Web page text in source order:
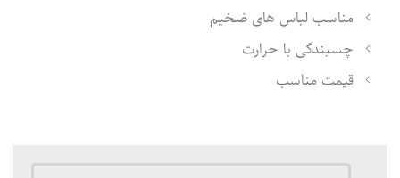
مناسب لباس های ضخیم
چسبندگی با حرارت
قیمت مناسب